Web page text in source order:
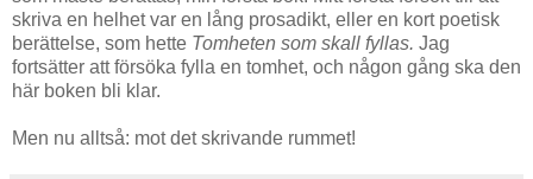
skriva en helhet var en lång prosadikt, eller en kort poetisk
berättelse, som hette Tomheten som skall fyllas. Jag
fortsätter att försöka fylla en tomhet, och någon gång ska den
här boken bli klar.
Men nu alltså: mot det skrivande rummet!